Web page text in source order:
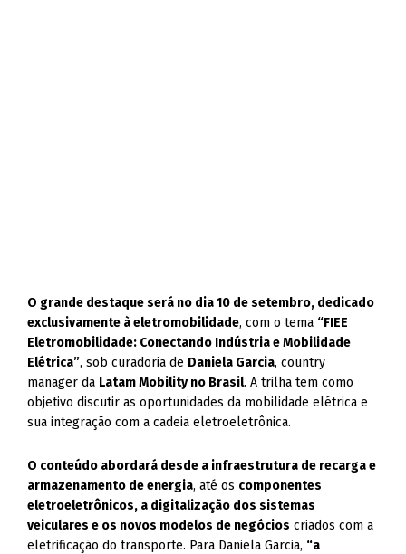
O grande destaque será no dia 10 de setembro, dedicado
exclusivamente à eletromobilidade, com o tema “FIEE
Eletromobilidade: Conectando Indústria e Mobilidade
Elétrica”, sob curadoria de Daniela Garcia, country
manager da Latam Mobility no Brasil. A trilha tem como
objetivo discutir as oportunidades da mobilidade elétrica e
sua integração com a cadeia eletroeletrônica.
O conteúdo abordará desde a infraestrutura de recarga e
armazenamento de energia, até os componentes
eletroeletrônicos, a digitalização dos sistemas
veiculares e os novos modelos de negócios criados com a
eletrificação do transporte. Para Daniela Garcia, “a